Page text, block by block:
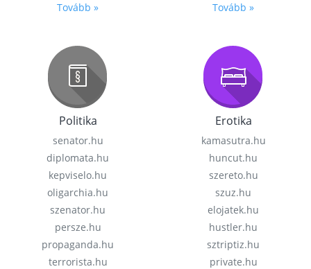
Tovább » Tovább »
Politika
senator.hu
diplomata.hu
kepviselo.hu
oligarchia.hu
szenator.hu
persze.hu
propaganda.hu
terrorista.hu
Erotika
kamasutra.hu
huncut.hu
szereto.hu
szuz.hu
elojatek.hu
hustler.hu
sztriptiz.hu
private.hu